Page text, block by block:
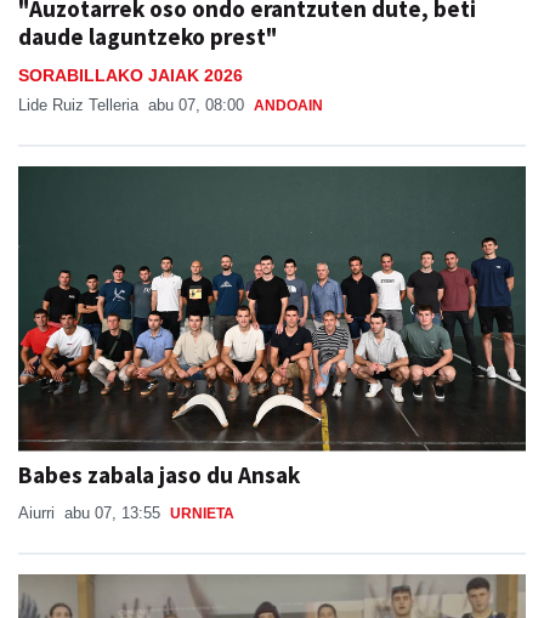
SORABILLAKO JAIAK 2026
Lide Ruiz Telleria abu 07, 08:00
Babes zabala jaso du Ansak